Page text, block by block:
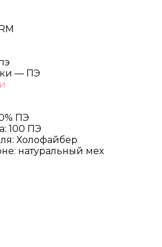
— ПЭ
ПЭ
100 ПЭ
Холофайбер
натуральный мех